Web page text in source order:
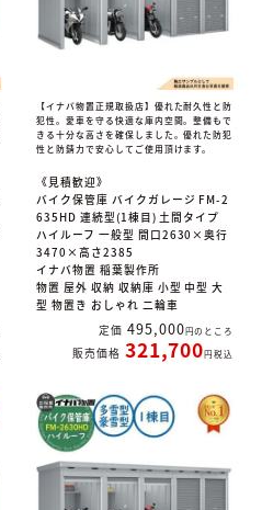
【イナバ物置正規取扱店】優れた耐久性と防
犯性。愛車を守る快適な庫内空間。整備もで
きる十分な高さを確保しました。優れた防犯
性と防錆力で安心してご使用頂けます。
《見積歓迎》
バイク保管庫 バイクガレージ FM-2
635HD 連続型(1棟目) 土間タイプ
ハイルーフ 一般型 間口2630×奥行
3470×高さ2385
イナバ物置 稲葉製作所
物置 屋外 収納 収納庫 小型 中型 大
型 物置き おしゃれ 二輪車
定価 495,000 のところ
販売価格 321,700 税込